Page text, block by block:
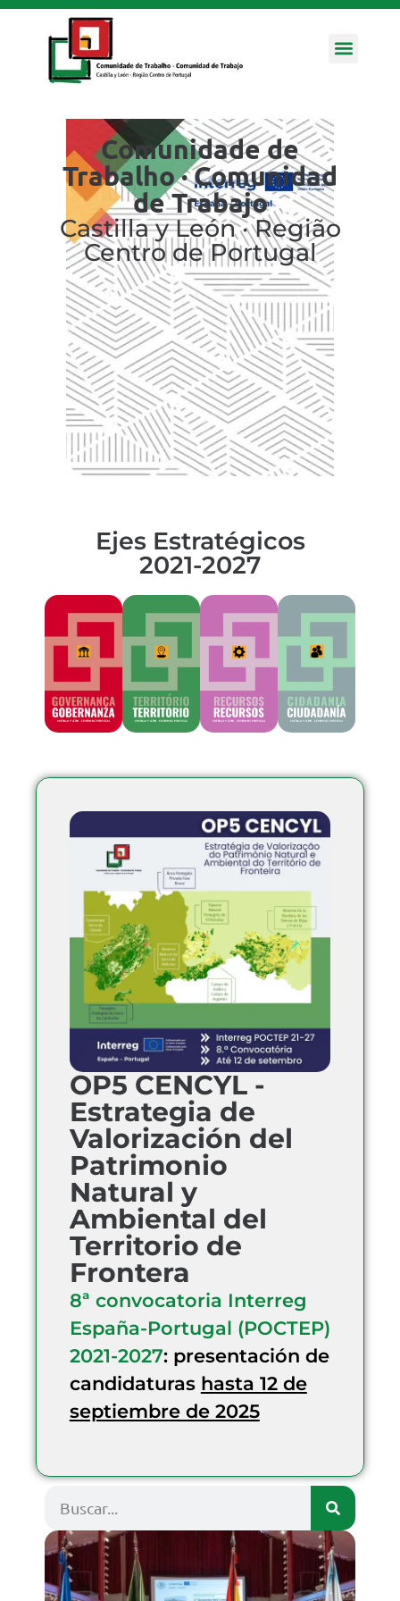
Comunidade de
Trabalho · Comunidad
de Trabajo
Castilla y León · Região
Centro de Portugal
Ejes Estratégicos
2021-2027
OP5 CENCYL -
Estrategia de
Valorización del
Patrimonio
Natural y
Ambiental del
Territorio de
Frontera
8ª convocatoria Interreg
España-Portugal (POCTEP)
2021-2027: presentación de
candidaturas hasta 12 de
septiembre de 2025